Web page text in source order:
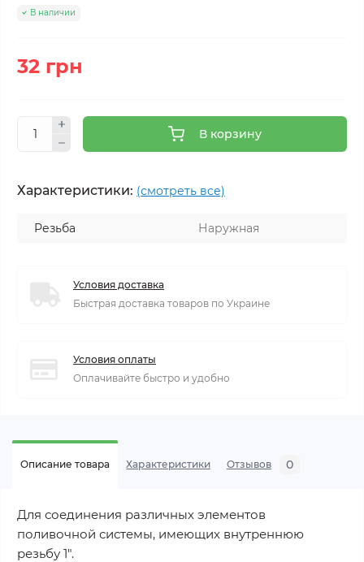
В наличии
32 грн
В корзину
Характеристики: (смотреть все)
Резьба Наружная
Условия доставка
Быстрая доставка товаров по Украине
Условия оплаты
Оплачивайте быстро и удобно
Описание товара Характеристики Отзывов 0
Для соединения различных элементов
поливочной системы, имеющих внутреннюю
резьбу 1".